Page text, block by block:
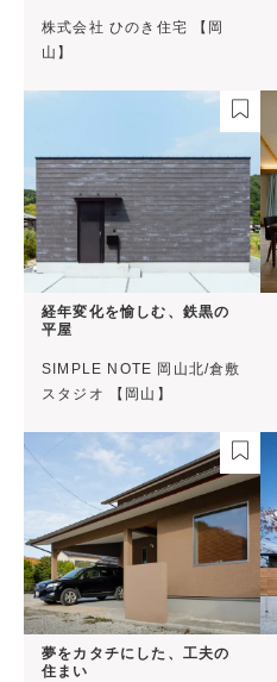
株式会社 ひのき住宅 【岡
山】
経年変化を愉しむ、鉄黒の
平屋
SIMPLE NOTE 岡山北/倉敷
スタジオ 【岡山】
夢をカタチにした、工夫の
住まい